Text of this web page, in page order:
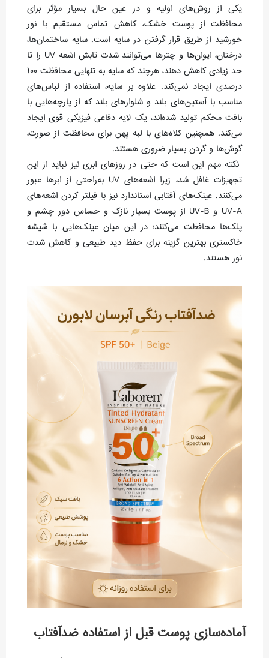
یکی از روش‌های اولیه و در عین حال بسیار مؤثر برای
محافظت از پوست خشک، کاهش تماس مستقیم با نور
خورشید از طریق قرار گرفتن در سایه است. سایه ساختمان‌ها،
درختان، ایوان‌ها و چترها می‌توانند شدت تابش اشعه UV را تا
حد زیادی کاهش دهند، هرچند که سایه به تنهایی محافظت ۱۰۰
درصدی ایجاد نمی‌کند. علاوه بر سایه، استفاده از لباس‌های
مناسب با آستین‌های بلند و شلوارهای بلند که از پارچه‌هایی با
بافت محکم تولید شده‌اند، یک لایه دفاعی فیزیکی قوی ایجاد
می‌کند. همچنین کلاه‌های با لبه پهن برای محافظت از صورت،
گوش‌ها و گردن بسیار ضروری هستند.
نکته مهم این است که حتی در روزهای ابری نیز نباید از این
تجهیزات غافل شد، زیرا اشعه‌های UV به‌راحتی از ابرها عبور
می‌کنند. عینک‌های آفتابی استاندارد نیز با فیلتر کردن اشعه‌های
UV-A و UV-B از پوست بسیار نازک و حساس دور چشم و
پلک‌ها محافظت می‌کنند؛ در این میان عینک‌هایی با شیشه
خاکستری بهترین گزینه برای حفظ دید طبیعی و کاهش شدت
نور هستند.
آماده‌سازی پوست قبل از استفاده ضدآفتاب